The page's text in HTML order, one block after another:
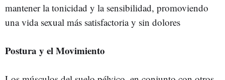
mantener la tonicidad y la sensibilidad, promoviendo
una vida sexual más satisfactoria y sin dolores
Postura y el Movimiento